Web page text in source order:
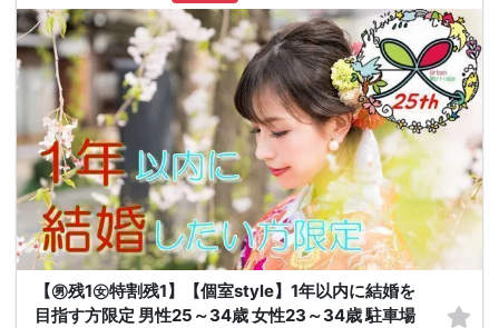
【㊚残1㊛特割残1】【個室style】1年以内に結婚を
目指す方限定 男性25～34歳 女性23～34歳 駐車場